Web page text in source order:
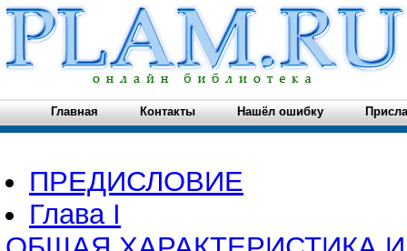
Главная Контакты Нашёл ошибку
ПРЕДИСЛОВИЕ
Глава I